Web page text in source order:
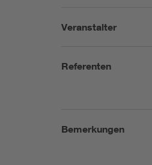
Veranstalter
Referenten
Bemerkungen